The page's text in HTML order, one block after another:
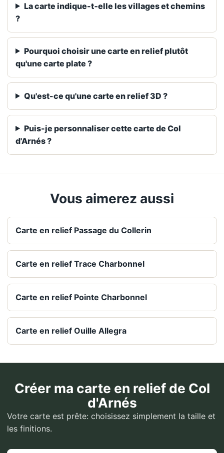
La carte indique-t‑elle les villages et chemins
?
Pourquoi choisir une carte en relief plutôt
qu'une carte plate ?
Qu'est-ce qu'une carte en relief 3D ?
Puis-je personnaliser cette carte de Col
d'Arnés ?
Vous aimerez aussi
Carte en relief Passage du Collerin
Carte en relief Trace Charbonnel
Carte en relief Pointe Charbonnel
Carte en relief Ouille Allegra
Créer ma carte en relief de Col
d'Arnés
Votre carte est prête: choisissez simplement la taille et
les finitions.